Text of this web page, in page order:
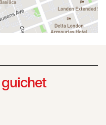
guichet